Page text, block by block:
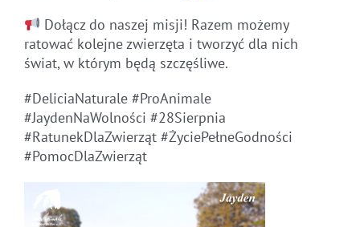
Dołącz do naszej misji! Razem możemy
ratować kolejne zwierzęta i tworzyć dla nich
świat, w którym będą szczęśliwe.
#DeliciaNaturale #ProAnimale
#JaydenNaWolności #28Sierpnia
#RatunekDlaZwierząt #ŻyciePełneGodności
#PomocDlaZwierząt